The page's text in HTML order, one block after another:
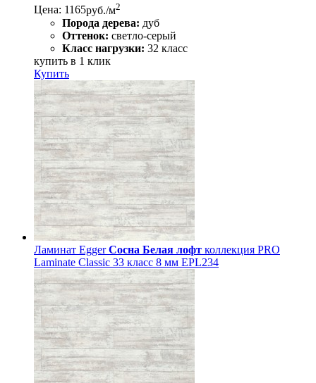
Цена: 1165руб./м2
Порода дерева: дуб
Оттенок: светло-серый
Класс нагрузки: 32 класс
купить в 1 клик
Купить
Ламинат EggerСосна Белая лофт коллекция PRO
Laminate Classic 33 класс 8 мм EPL234